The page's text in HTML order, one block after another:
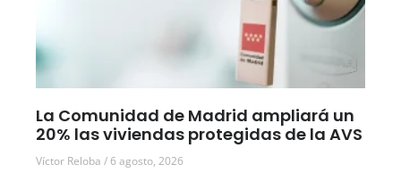
La Comunidad de Madrid ampliará un
20% las viviendas protegidas de la AVS
Víctor Reloba 6 agosto, 2026